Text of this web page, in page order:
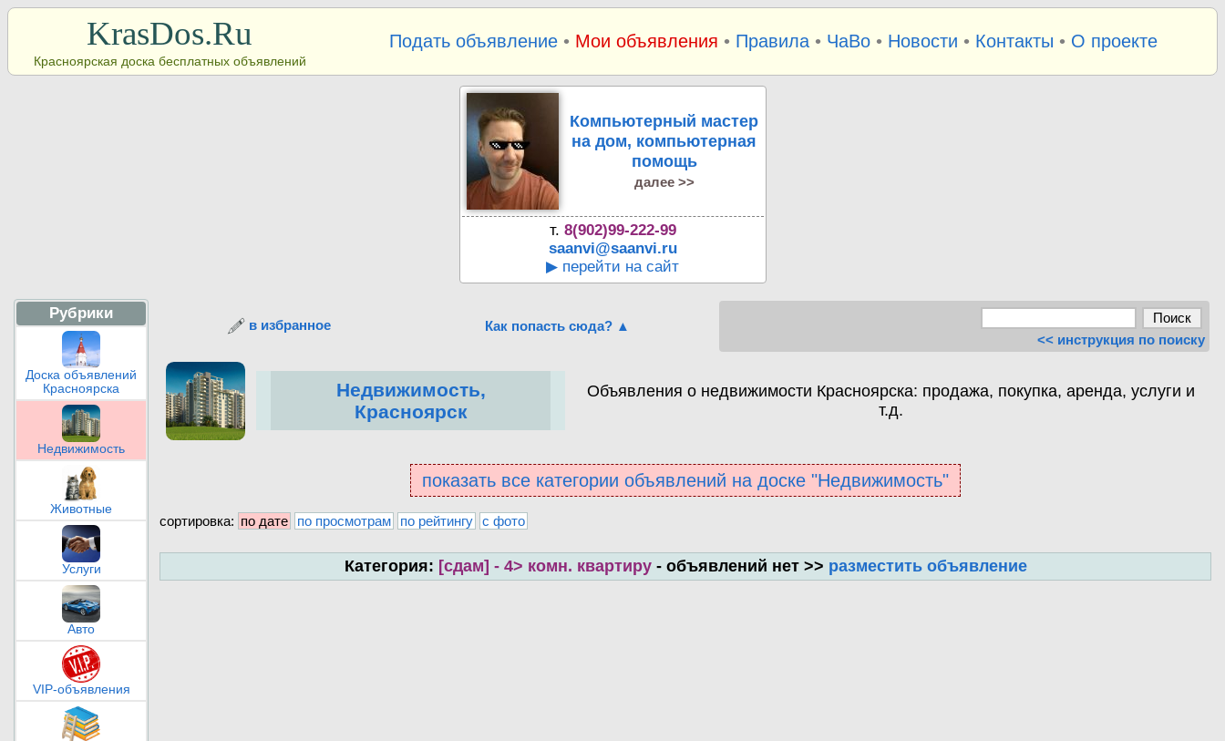
KrasDos.Ru
Красноярская доска бесплатных объявлений
Подать объявление• Мои объявления • Правила• ЧаВо• Новости • Контакты • О проекте
Компьютерный мастер
на дом, компьютерная
помощь
далее >>
т. 8(902)99-222-99
saanvi@saanvi.ru
▶ перейти на сайт
Рубрики
Доска объявлений
Красноярска
Недвижимость
Животные
Услуги
Авто
VIP-объявления
в избранное
Как попасть сюда? ▲
<< инструкция по поиску
Недвижимость,
Красноярск
Объявления о недвижимости Красноярска: продажа, покупка, аренда, услуги и
т.д.
показать все категории объявлений на доске "Недвижимость"
сортировка: по дате по просмотрам по рейтингу с фото
Категория: [сдам] - 4> комн. квартиру- объявлений нет >> разместить объявление